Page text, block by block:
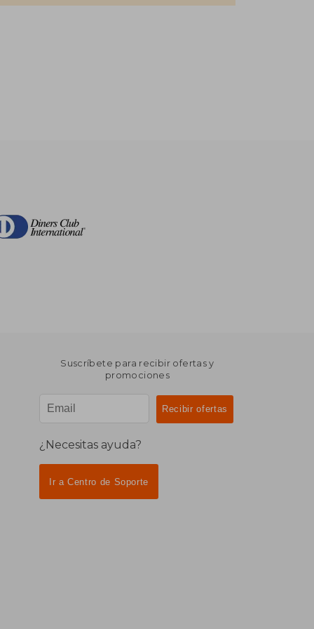
Suscríbete para recibir ofertas y
promociones
¿Necesitas ayuda?
Ir a Centro de Soporte